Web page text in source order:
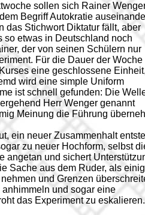
sollen sich Rainer
Begriff Autokratie
das Stichwort Diktatur fällt, aber
so etwas in Deutschland noch
der von seinen Schülern nur
Für die Dauer der Woche
eine geschlossene
wird eine simple Uniform
ist schnell gefunden: Die
Herr Wenger genannt
Meinung die Führung
ein neuer Zusammenhalt
zu neuer Hochform, selbst
angetan und sichert
Sache aus dem Ruder, als
und Grenzen
und sogar eine
das Experiment zu eskalieren.